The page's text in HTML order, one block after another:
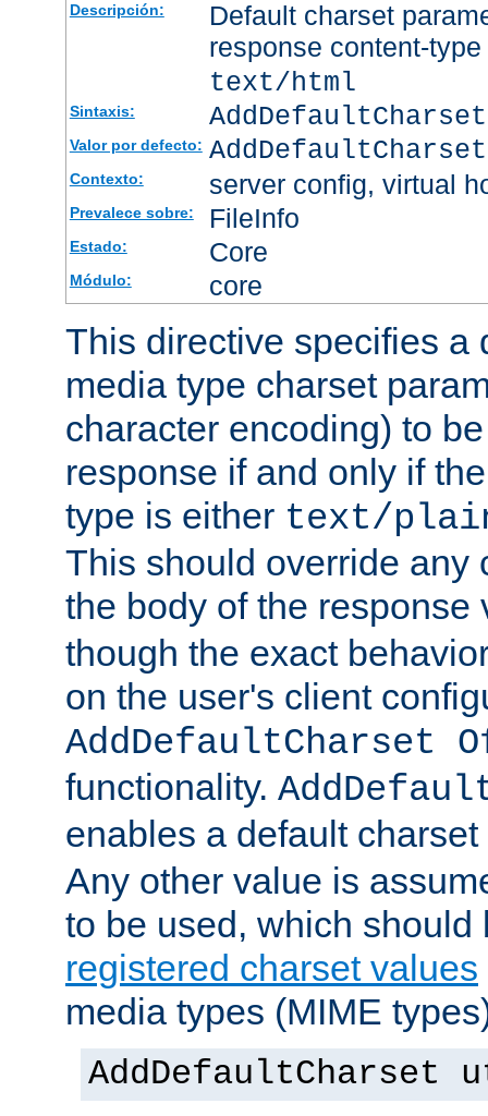
Descripción:
Default charset
response content-
text/html
Sintaxis:
Valor por defecto:
Contexto: server config, virtual
Prevalece sobre: FileInfo
Estado: Core
Módulo: core
This directive specifies a
media type charset
character encoding) to
response if and only if
type is either text/
This should override any
the body of the
though the exact
on the user's client
AddDefaultCharset
functionality.
enables a default
Any other value is
to be used, which
registered charset values
media types (MIME
AddDefaultCharset